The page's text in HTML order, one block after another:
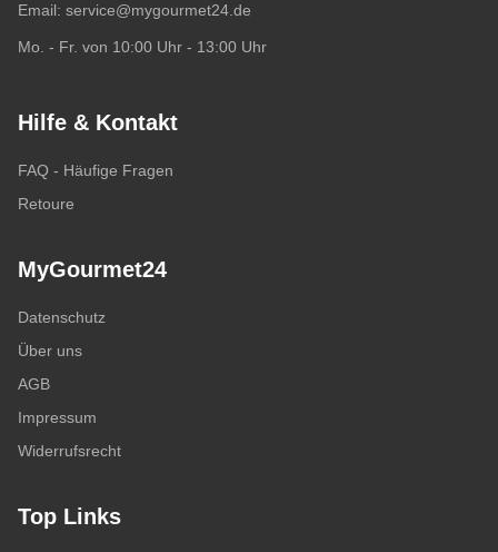
Email: service@mygourmet24.de
Mo. - Fr. von 10:00 Uhr - 13:00 Uhr
Hilfe & Kontakt
FAQ - Häufige Fragen
Retoure
MyGourmet24
Datenschutz
Über uns
AGB
Impressum
Widerrufsrecht
Top Links